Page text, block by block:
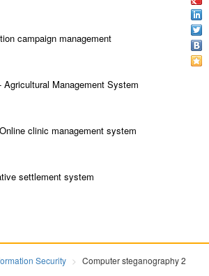
campaign management
Agricultural Management System
clinic management system
settlement system
Security Computer steganography 2